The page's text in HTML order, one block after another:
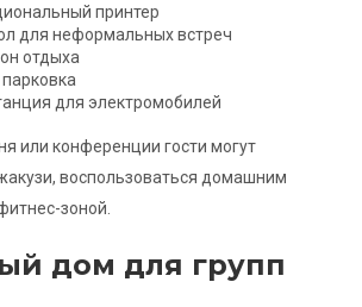
принтер
для неформальных встреч
отдыха
для электромобилей
или конференции гости могут
воспользоваться домашним
зоной.
дом для групп